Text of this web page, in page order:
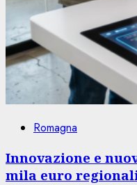
Romagna
Innovazione e
mila euro